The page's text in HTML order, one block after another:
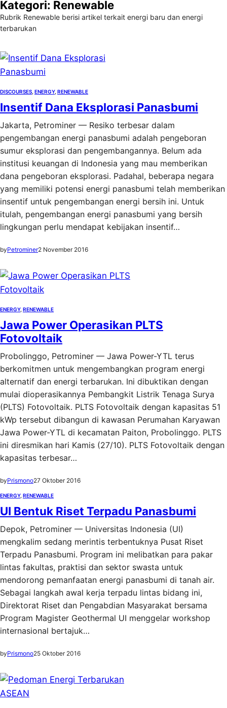
Kategori: Renewable
Rubrik Renewable berisi artikel terkait energi baru dan energi
terbarukan
DISCOURSES ENERGY, RENEWABLE
Insentif Dana Eksplorasi Panasbumi
Jakarta, Petrominer — Resiko terbesar dalam
pengembangan energi panasbumi adalah pengeboran
sumur eksplorasi dan pengembangannya. Belum ada
institusi keuangan di Indonesia yang mau memberikan
dana pengeboran eksplorasi. Padahal, beberapa negara
yang memiliki potensi energi panasbumi telah memberikan
insentif untuk pengembangan energi bersih ini. Untuk
itulah, pengembangan energi panasbumi yang bersih
lingkungan perlu mendapat kebijakan insentif…
byPetrominer2 November 2016
ENERGY, RENEWABLE
Jawa Power Operasikan PLTS
Fotovoltaik
Probolinggo, Petrominer — Jawa Power-YTL terus
berkomitmen untuk mengembangkan program energi
alternatif dan energi terbarukan. Ini dibuktikan dengan
mulai dioperasikannya Pembangkit Listrik Tenaga Surya
(PLTS) Fotovoltaik. PLTS Fotovoltaik dengan kapasitas 51
kWp tersebut dibangun di kawasan Perumahan Karyawan
Jawa Power-YTL di kecamatan Paiton, Probolinggo. PLTS
ini diresmikan hari Kamis (27/10). PLTS Fotovoltaik dengan
kapasitas terbesar…
byPrismono27 Oktober 2016
ENERGY, RENEWABLE
UI Bentuk Riset Terpadu Panasbumi
Depok, Petrominer — Universitas Indonesia (UI)
mengkalim sedang merintis terbentuknya Pusat Riset
Terpadu Panasbumi. Program ini melibatkan para pakar
lintas fakultas, praktisi dan sektor swasta untuk
mendorong pemanfaatan energi panasbumi di tanah air.
Sebagai langkah awal kerja terpadu lintas bidang ini,
Direktorat Riset dan Pengabdian Masyarakat bersama
Program Magister Geothermal UI menggelar workshop
internasional bertajuk…
byPrismono25 Oktober 2016